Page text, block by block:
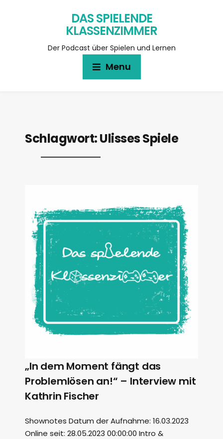
DAS SPIELENDE
KLASSENZIMMER
Der Podcast über Spielen und Lernen
Menu
Schlagwort:Ulisses Spiele
„In dem Moment fängt das
Problemlösen an!“ – Interview mit
Kathrin Fischer
Shownotes Datum der Aufnahme: 16.03.2023
Online seit: 28.05.2023 00:00:00 Intro &